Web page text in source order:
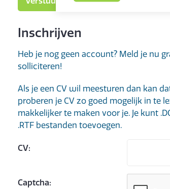
Inschrijven
Heb je nog geen account? Meld je nu
solliciteren!
Als je een CV wil meesturen dan kan
proberen je CV zo goed mogelijk in te
makkelijker te maken voor je. Je kunt
.RTF bestanden toevoegen.
CV:
Captcha: